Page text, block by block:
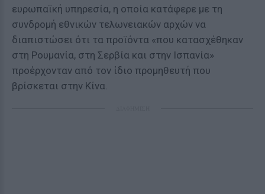
ευρωπαϊκή υπηρεσία, η οποία κατάφερε με τη
συνδρομή εθνικών τελωνειακών αρχών να
διαπιστώσει ότι τα προϊόντα «που κατασχέθηκαν
στη Ρουμανία, στη Σερβία και στην Ισπανία»
προέρχονταν από τον ίδιο προμηθευτή που
βρίσκεται στην Κίνα.